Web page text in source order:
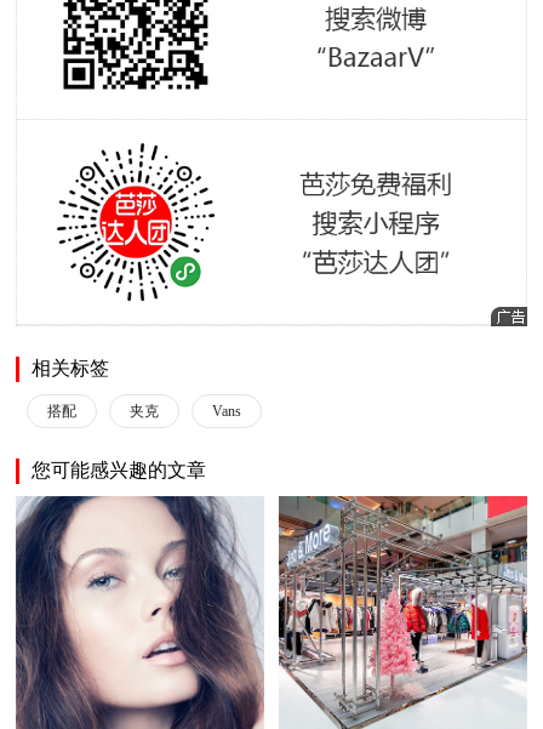
相关标签
搭配 夹克 Vans
您可能感兴趣的文章